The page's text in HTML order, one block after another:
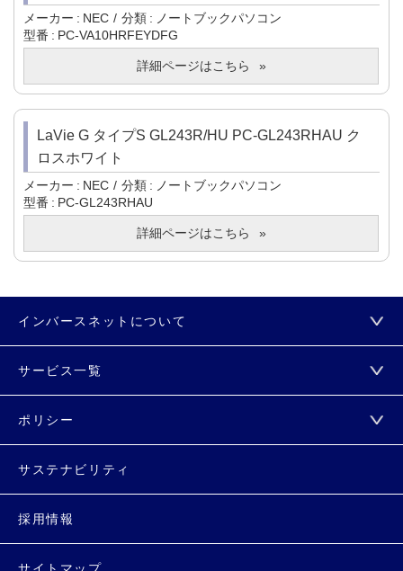
メーカー NEC 分類
ノートブックパソコン
型番
PC-VA10HRFEYDFG
詳細ページはこちら
LaVie G タイプS GL243R/HU PC-GL243RHAU ク
ロスホワイト
メーカー NEC 分類
ノートブックパソコン
型番
PC-GL243RHAU
詳細ページはこちら
インバースネットについて
サービス一覧
ポリシー
サステナビリティ
採用情報